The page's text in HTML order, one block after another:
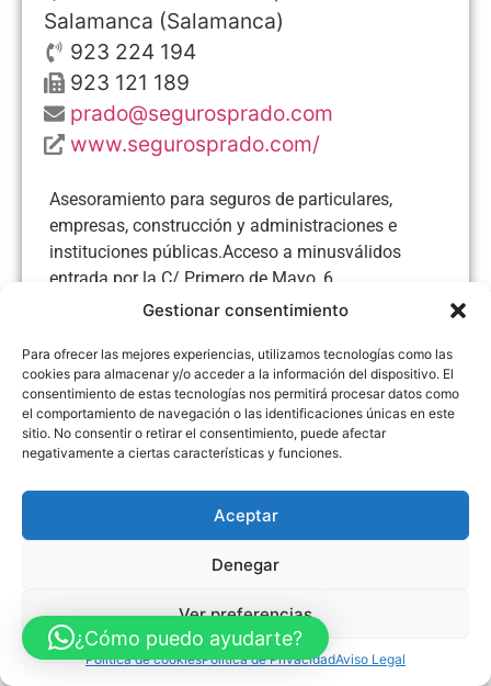
Gestionar consentimiento
Para ofrecer las mejores experiencias, utilizamos tecnologías como las
cookies para almacenar y/o acceder a la información del dispositivo. El
consentimiento de estas tecnologías nos permitirá procesar datos como
el comportamiento de navegación o las identificaciones únicas en este
sitio. No consentir o retirar el consentimiento, puede afectar
negativamente a ciertas características y funciones.
Aceptar
Denegar
Ver preferencias
Política de cookiesPolítica de PrivacidadAviso Legal
Salamanca (Salamanca)
923 224 194
923 121 189
prado@segurosprado.com
www.segurosprado.com/
Asesoramiento para seguros de particulares,
empresas, construcción y administraciones e
instituciones públicas.Acceso a minusválidos
entrada por la C/ Primero de Mayo, 6.
Aviso Legal Política de Privacidad Política de Cookies
Accesibilidad Mapa web
FINANCIADO POR LA UNIÓN EUROPEA CON EL PROGRAMA KIT
DIGITAL POR LOS FONDOS NEXT GENERATION (EU) DEL
© Guia Telefónica de Empresas – Todos los derechos reservados.
¿Cómo puedo ayudarte?